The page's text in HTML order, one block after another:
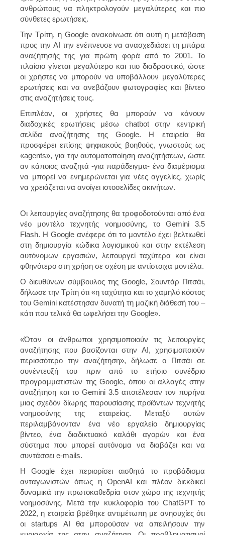
ανθρώπους να πληκτρολογούν μεγαλύτερες και πιο
σύνθετες ερωτήσεις.
Την Τρίτη, η Google ανακοίνωσε ότι αυτή η μετάβαση
προς την AI την ενέπνευσε να ανασχεδιάσει τη μπάρα
αναζήτησής της για πρώτη φορά από το 2001. Το
πλαίσιο γίνεται μεγαλύτερο και πιο διαδραστικό, ώστε
οι χρήστες να μπορούν να υποβάλλουν μεγαλύτερες
ερωτήσεις και να ανεβάζουν φωτογραφίες και βίντεο
στις αναζητήσεις τους.
Επιπλέον, οι χρήστες θα μπορούν να κάνουν
διαδοχικές ερωτήσεις μέσω chatbot στην κεντρική
σελίδα αναζήτησης της Google. Η εταιρεία θα
προσφέρει επίσης ψηφιακούς βοηθούς, γνωστούς ως
«agents», για την αυτοματοποίηση αναζητήσεων, ώστε
αν κάποιος αναζητά -για παράδειγμα- ένα διαμέρισμα
να μπορεί να ενημερώνεται για νέες αγγελίες, χωρίς
να χρειάζεται να ανοίγει ιστοσελίδες ακινήτων.
Οι λειτουργίες αναζήτησης θα τροφοδοτούνται από ένα
νέο μοντέλο τεχνητής νοημοσύνης, το Gemini 3.5
Flash. Η Google ανέφερε ότι το μοντέλο έχει βελτιωθεί
στη δημιουργία κώδικα λογισμικού και στην εκτέλεση
αυτόνομων εργασιών, λειτουργεί ταχύτερα και είναι
φθηνότερο στη χρήση σε σχέση με αντίστοιχα μοντέλα.
Ο διευθύνων σύμβουλος της Google, Σουντάρ Πιτσάι,
δήλωσε την Τρίτη ότι «η ταχύτητα και το χαμηλό κόστος
του Gemini κατέστησαν δυνατή τη μαζική διάθεσή του –
κάτι που τελικά θα ωφελήσει την Google».
«Όταν οι άνθρωποι χρησιμοποιούν τις λειτουργίες
αναζήτησης που βασίζονται στην AI, χρησιμοποιούν
περισσότερο την αναζήτηση», δήλωσε ο Πιτσάι σε
συνέντευξή του πριν από το ετήσιο συνέδριο
προγραμματιστών της Google, όπου οι αλλαγές στην
αναζήτηση και το Gemini 3.5 αποτέλεσαν τον πυρήνα
μιας σχεδόν δίωρης παρουσίασης προϊόντων τεχνητής
νοημοσύνης της εταιρείας. Μεταξύ αυτών
περιλαμβάνονταν ένα νέο εργαλείο δημιουργίας
βίντεο, ένα διαδικτυακό καλάθι αγορών και ένα
σύστημα που μπορεί αυτόνομα να διαβάζει και να
συντάσσει e-mails.
Η Google έχει περιορίσει αισθητά το προβάδισμα
ανταγωνιστών όπως η OpenAI και πλέον διεκδικεί
δυναμικά την πρωτοκαθεδρία στον χώρο της τεχνητής
νοημοσύνης. Μετά την κυκλοφορία του ChatGPT το
2022, η εταιρεία βρέθηκε αντιμέτωπη με ανησυχίες ότι
οι startups AI θα μπορούσαν να απειλήσουν την